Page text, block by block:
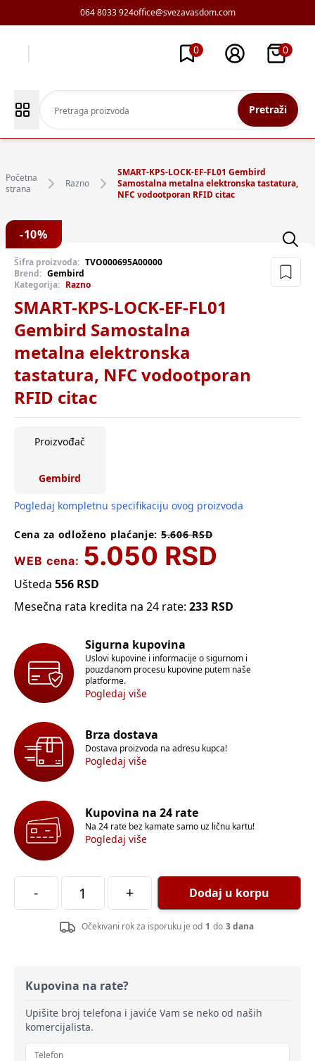
064 8033 924office@svezavasdom.com
0 0
Pretraži
Početna
strana
Razno
SMART-KPS-LOCK-EF-FL01 Gembird
Samostalna metalna elektronska tastatura,
NFC vodootporan RFID citac
-10%
Šifra proizvoda: TVO000695A00000
Brend: Gembird
Kategorija: Razno
SMART-KPS-LOCK-EF-FL01
Gembird Samostalna
metalna elektronska
tastatura, NFC vodootporan
RFID citac
Proizvođač
Gembird
Pogledaj kompletnu specifikaciju ovog proizvoda
Cena za odloženo plaćanje: 5.606RSD
WEB cena: 5.050 RSD
Ušteda 556 RSD
Mesečna rata kredita na 24 rate: 233 RSD
Sigurna kupovina
Uslovi kupovine i informacije o sigurnom i
pouzdanom procesu kupovine putem naše
platforme.
Pogledaj više
Brza dostava
Dostava proizvoda na adresu kupca!
Pogledaj više
Kupovina na 24 rate
Na 24 rate bez kamate samo uz ličnu kartu!
Pogledaj više
- + Dodaj u korpu
Očekivani rok za isporuku je od 1 do 3 dana
Kupovina na rate?
Upišite broj telefona i javiće Vam se neko od naših
komercijalista.